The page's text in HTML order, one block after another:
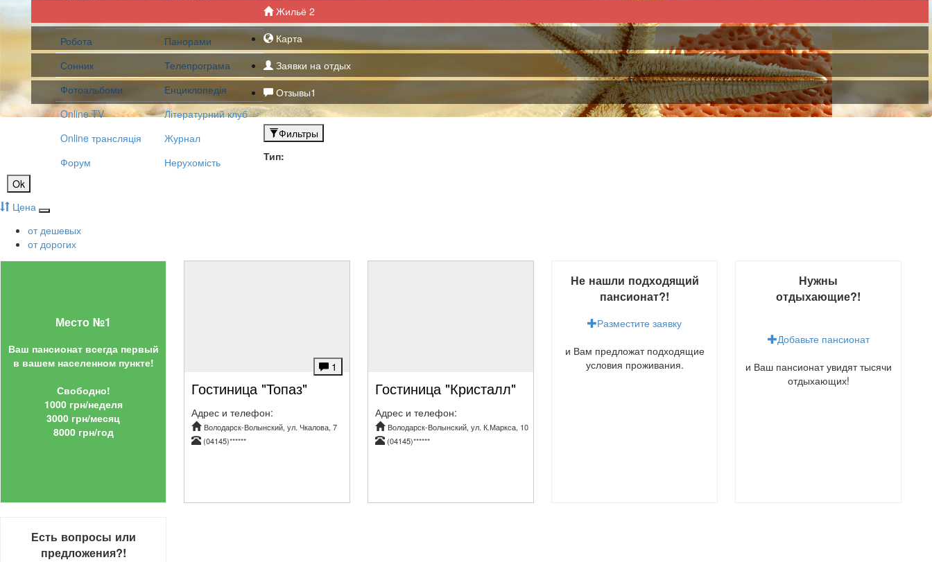
Робота
Панорами
Сонник
Телепрограма
Фотоальбоми
Енциклопедія
Online TV
Літературний клуб
Online трансляція
Журнал
Форум
Нерухомість
Жильё 2
Карта
Заявки на отдых
Отзывы1
Фильтры
Тип:
Ok
Цена
от дешевых
от дорогих
Место №1
Ваш пансионат всегда первый
в вашем населенном пункте!
Свободно!
1000 грн/неделя
3000 грн/месяц
8000 грн/год
1
Гостиница "Топаз"
Адрес и телефон:
Володарск-Волынский, ул. Чкалова, 7
(04145)******
Гостиница "Кристалл"
Адрес и телефон:
Володарск-Волынский, ул. К.Маркса, 10
(04145)******
Не нашли подходящий
пансионат?!
Разместите заявку
и Вам предложат подходящие
условия проживания.
Нужны
отдыхающие?!
Добавьте пансионат
и Ваш пансионат увидят тысячи
отдыхающих!
Есть вопросы или
предложения?!